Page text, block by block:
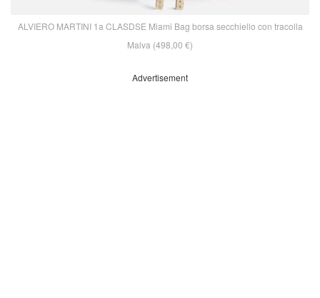
ALVIERO MARTINI 1a CLASDSE Miami Bag borsa secchiello con tracolla
Malva (498,00 €)
Advertisement